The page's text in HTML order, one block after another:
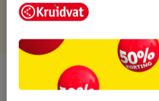
Over dit product